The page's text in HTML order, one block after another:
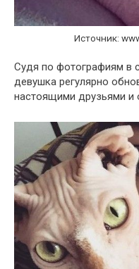
Источник:
Судя по фотографиям в
девушка регулярно
настоящими друзьями и